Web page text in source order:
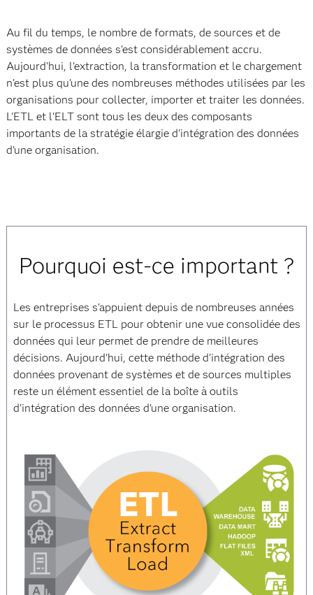
Au fil du temps, le nombre de formats, de sources et de
systèmes de données s'est considérablement accru.
Aujourd'hui, l'extraction, la transformation et le chargement
n'est plus qu'une des nombreuses méthodes utilisées par les
organisations pour collecter, importer et traiter les données.
L'ETL et l'ELT sont tous les deux des composants
importants de la stratégie élargie d'intégration des données
d'une organisation.
Pourquoi est-ce important ?
Les entreprises s'appuient depuis de nombreuses années
sur le processus ETL pour obtenir une vue consolidée des
données qui leur permet de prendre de meilleures
décisions. Aujourd'hui, cette méthode d'intégration des
données provenant de systèmes et de sources multiples
reste un élément essentiel de la boîte à outils
d'intégration des données d'une organisation.